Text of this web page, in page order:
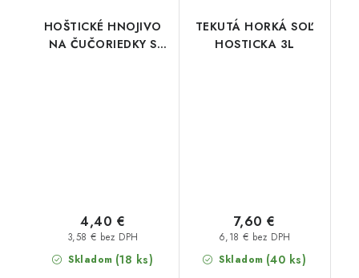
HOŠTICKÉ HNOJIVO
NA ČUČORIEDKY S
Skladom (18 ks)
3,58 € bez DPH
4,40 €
TEKUTÁ HORKÁ SOĽ
HOSTICKA 3L
Skladom (40 ks)
6,18 € bez DPH
7,60 €